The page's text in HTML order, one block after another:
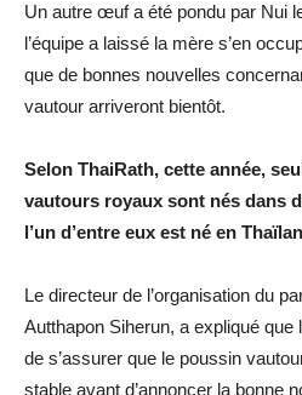
Un autre œuf a été pondu par Nui
l’équipe a laissé la mère s’en
que de bonnes nouvelles
vautour arriveront bientôt.
Selon ThaiRath, cette année,
vautours royaux sont nés dans
l’un d’entre eux est né en
Le directeur de l’organisation du
Autthapon Siherun, a expliqué
de s’assurer que le poussin
stable avant d’annoncer la bonne